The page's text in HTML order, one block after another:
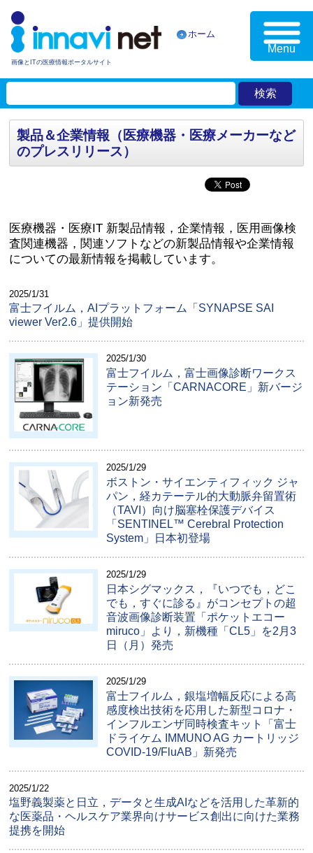
画像とITの医療情報ポータルサイト
ホーム
Menu
製品＆企業情報（医療機器・医療メーカーなど
のプレスリリース）
医療機器・医療IT 新製品情報，企業情報，医用画像検
査関連機器，関連ソフトなどの新製品情報や企業情報
についての最新情報を掲載しています。
2025/1/31
富士フイルム，AIプラットフォーム「SYNAPSE SAI
viewer Ver2.6」提供開始
2025/1/30
富士フイルム，富士画像診断ワークス
テーション「CARNACORE」新バージ
ョン新発売
2025/1/29
ボストン・サイエンティフィック ジャ
パン，経カテーテル的大動脈弁留置術
（TAVI）向け脳塞栓保護デバイス
「SENTINEL™ Cerebral Protection
System」日本初登場
2025/1/29
日本シグマックス，『いつでも，どこ
でも，すぐに診る』がコンセプトの超
音波画像診断装置「ポケットエコー
miruco」より，新機種「CL5」を2月3
日（月）発売
2025/1/29
富士フイルム，銀塩増幅反応による高
感度検出技術を応用した新型コロナ・
インフルエンザ同時検査キット「富士
ドライケム IMMUNO AG カートリッジ
COVID-19/FluAB」新発売
2025/1/22
塩野義製薬と日立，データと生成AIなどを活用した革新的
な医薬品・ヘルスケア業界向けサービス創出に向けた業務
提携を開始